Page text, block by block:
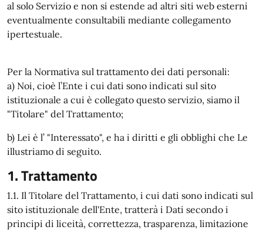
al solo Servizio e non si estende ad altri siti web esterni
eventualmente consultabili mediante collegamento
ipertestuale.
Per la Normativa sul trattamento dei dati personali:
a) Noi, cioè l’Ente i cui dati sono indicati sul sito
istituzionale a cui è collegato questo servizio, siamo il
"Titolare" del Trattamento;
b) Lei è l’ "Interessato", e ha i diritti e gli obblighi che Le
illustriamo di seguito.
1. Trattamento
1.1. Il Titolare del Trattamento, i cui dati sono indicati sul
sito istituzionale dell'Ente, tratterà i Dati secondo i
principi di liceità, correttezza, trasparenza, limitazione